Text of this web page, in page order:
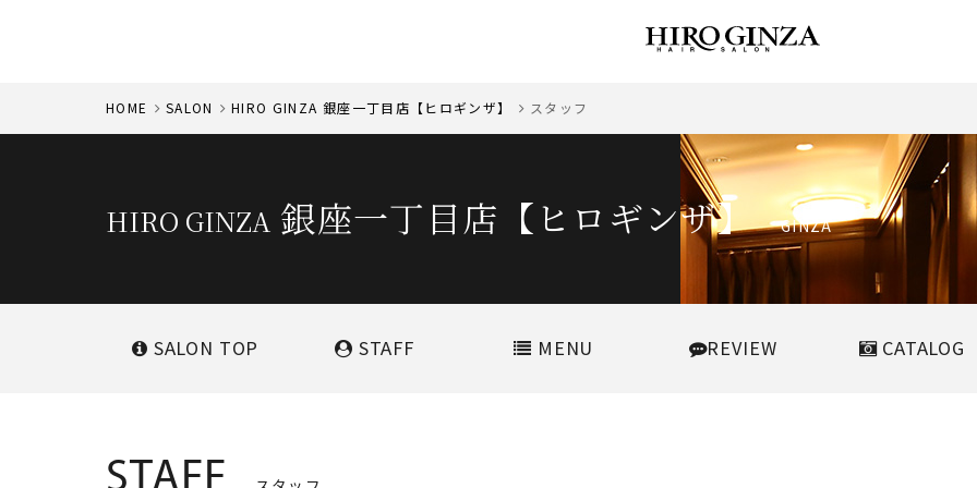
HOME SALON HIRO GINZA 銀座一丁目店【ヒロギンザ】 スタッフ
HIRO GINZA 銀座一丁目店【ヒロギンザ】 GINZA
SALON TOP STAFF MENU REVIEW CATALOG